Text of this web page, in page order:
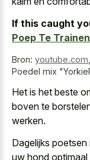
If this caught
Poep Te Trainen
Bron: youtube.com
Poedel mix
Het is het beste
boven te
werken.
Dagelijks
uw hond